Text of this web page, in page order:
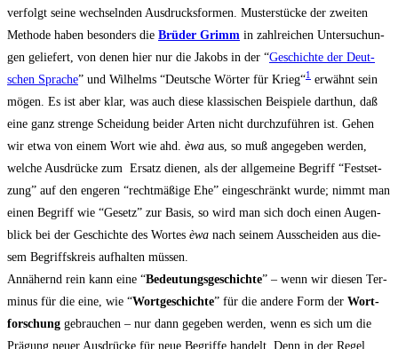
ver­folgt sei­ne wech­seln­den Aus­drucks­for­men. Mus­ter­stü­cke der zwei­ten
Metho­de haben beson­ders die Brü­der Grimm in zahl­rei­chen Unter­su­chun­
gen gelie­fert, von denen hier nur die Jakobs in der “Geschich­te der Deut­
schen Spra­che” und Wil­helms “Deut­sche Wör­ter für Krieg“1
erwähnt sein
mögen. Es ist aber klar, was auch die­se klas­si­schen Bei­spie­le darthun, daß
eine ganz stren­ge Schei­dung bei­der Arten nicht durch­zu­füh­ren ist. Gehen
wir etwa von einem Wort wie ahd. èwa aus, so muß ange­ge­ben wer­den,
wel­che Aus­drü­cke zum Ersatz die­nen, als der all­ge­mei­ne Begriff “Fest­set­
zung” auf den enge­ren “recht­mä­ßi­ge Ehe” ein­ge­schränkt wur­de; nimmt man
einen Begriff wie “Gesetz” zur Basis, so wird man sich doch einen Augen­
blick bei der Geschich­te des Wor­tes èwa nach sei­nem Aus­schei­den aus die­
sem Begriffs­kreis auf­hal­ten müssen.
Annä­hernd rein kann eine “Bedeu­tungs­ge­schich­te” – wenn wir die­sen Ter­
mi­nus für die eine, wie “Wort­ge­schich­te” für die ande­re Form der Wort­
for­schung gebrau­chen – nur dann gege­ben wer­den, wenn es sich um die
Prä­gung neu­er Aus­drü­cke für neue Begrif­fe han­delt. Denn in der Regel